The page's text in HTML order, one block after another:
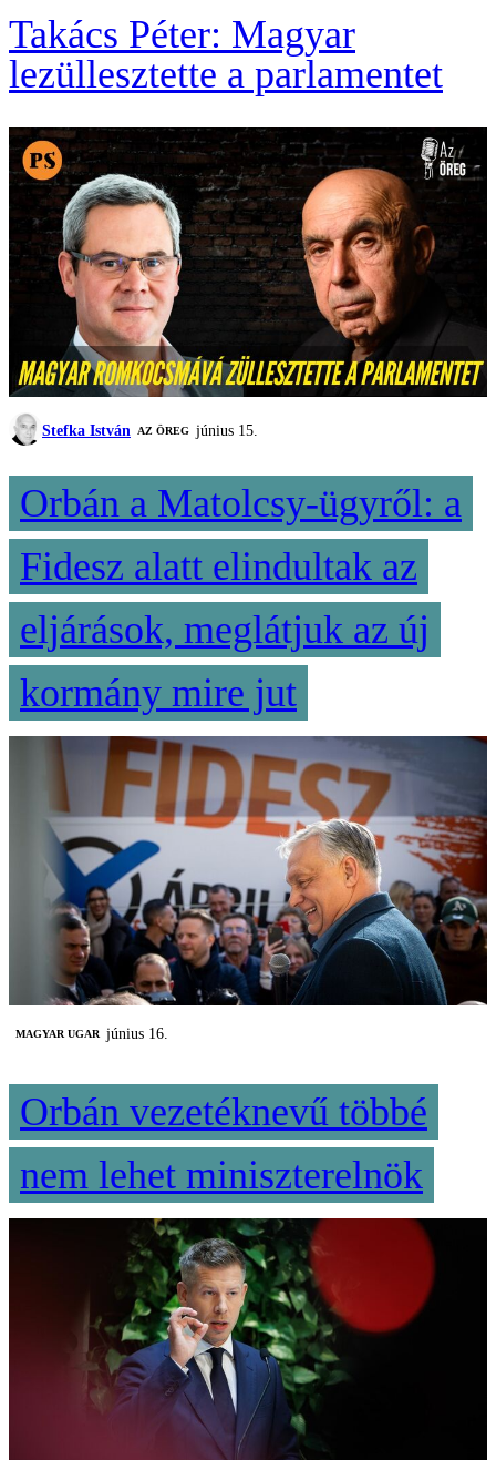
Takács Péter: Magyar
lezüllesztette a parlamentet
Stefka István AZ ÖREG június 15.
Orbán a Matolcsy-ügyről: a
Fidesz alatt elindultak az
eljárások, meglátjuk az új
kormány mire jut
MAGYAR UGAR június 16.
Orbán vezetéknevű többé
nem lehet miniszterelnök